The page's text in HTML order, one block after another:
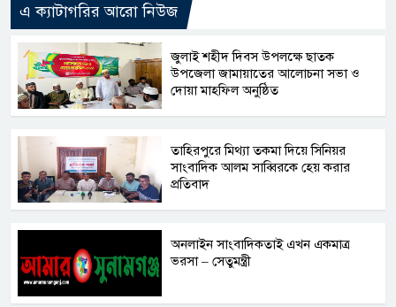
এ ক্যাটাগরির আরো নিউজ
জুলাই শহীদ দিবস উপলক্ষে ছাতক
উপজেলা জামায়াতের আলোচনা সভা ও
দোয়া মাহফিল অনুষ্ঠিত
তাহিরপুরে মিথ্যা তকমা দিয়ে সিনিয়র
সাংবাদিক আলম সাব্বিরকে হেয় করার
প্রতিবাদ
অনলাইন সাংবাদিকতাই এখন একমাত্র
ভরসা – সেতুমন্ত্রী